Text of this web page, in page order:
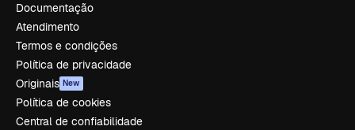
Documentação
Atendimento
Termos e condições
Política de privacidade
Originais New
Política de cookies
Central de confiabilidade